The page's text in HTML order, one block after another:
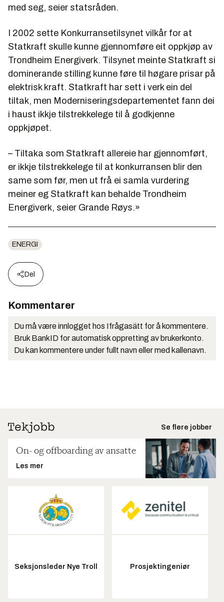
med seg, seier statsråden.
I 2002 sette Konkurransetilsynet vilkår for at
Statkraft skulle kunne gjennomføre eit oppkjøp av
Trondheim Energiverk. Tilsynet meinte Statkraft si
dominerande stilling kunne føre til høgare prisar på
elektrisk kraft. Statkraft har sett i verk ein del
tiltak, men Moderniseringsdepartementet fann dei
i haust ikkje tilstrekkelege til å godkjenne
oppkjøpet.
– Tiltaka som Statkraft allereie har gjennomført,
er ikkje tilstrekkelege til at konkurransen blir den
same som før, men ut frå ei samla vurdering
meiner eg Statkraft kan behalde Trondheim
Energiverk, seier Grande Røys.»
ENERGI
Del
Kommentarer
Du må være innlogget hos Ifrågasätt for å kommentere.
Bruk BankID for automatisk oppretting av brukerkonto.
Du kan kommentere under fullt navn eller med kallenavn.
Se flere jobber
On- og offboarding av ansatte
Les mer
Seksjonsleder Nye Troll Prosjektingeniør